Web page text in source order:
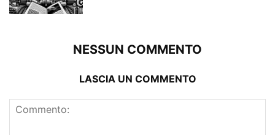
NESSUN COMMENTO
LASCIA UN COMMENTO